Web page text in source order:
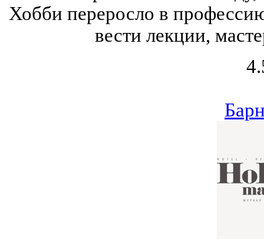
Хобби переросло в
вести лекции,